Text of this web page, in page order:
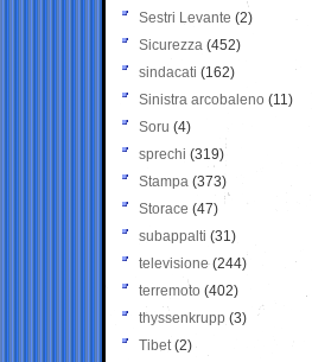
Sestri Levante (2)
Sicurezza (452)
sindacati (162)
Sinistra arcobaleno (11)
Soru (4)
sprechi (319)
Stampa (373)
Storace (47)
subappalti (31)
televisione(244)
terremoto (402)
thyssenkrupp (3)
Tibet(2)